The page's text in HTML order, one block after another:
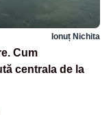
Ionuț Nichita
Cum
centrala de la